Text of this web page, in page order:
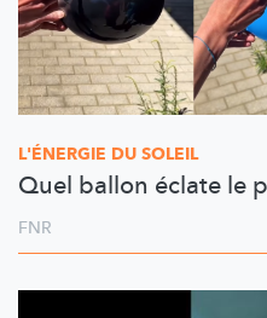
L'ÉNERGIE DU SOLEIL
Quel ballon éclate le
FNR